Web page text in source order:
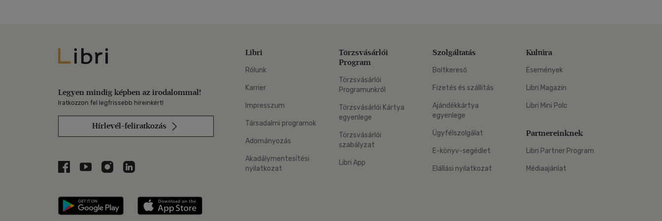
Libri
Legyen mindig képben az irodalommal!
Iratkozzon fel legfrissebb híreinkért!
Hírlevél-feliratkozás
Libri a Facebookon
Libri a Youtube-on
Libri az Instagramon
Libri a LinkedInen
Libri applikáció Szerezd meg: Google Play
Libri
Rólunk
Karrier
Impresszum
Társadalmi programok
Adományozás
Akadálymentesítési
nyilatkozat
Törzsvásárlói
Program
Törzsvásárlói
Programunkról
Törzsvásárlói Kártya
egyenlege
Törzsvásárlói
szabályzat
Libri App
Szolgáltatás
Boltkereső
Fizetés és szállítás
Ajándékkártya
egyenlege
Ügyfélszolgálat
E-könyv-segédlet
Elállási nyilatkozat
Kultúra
Események
Libri Magazin
Libri Mini Polc
Partnereinknek
Libri Partner Program
Médiaajánlat